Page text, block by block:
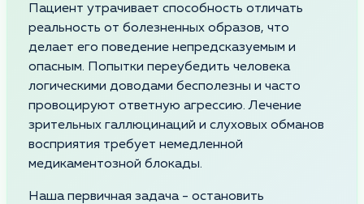
Пациент утрачивает способность отличать
реальность от болезненных образов, что
делает его поведение непредсказуемым и
опасным. Попытки переубедить человека
логическими доводами бесполезны и часто
провоцируют ответную агрессию. Лечение
зрительных галлюцинаций и слуховых обманов
восприятия требует немедленной
медикаментозной блокады.
Наша первичная задача - остановить